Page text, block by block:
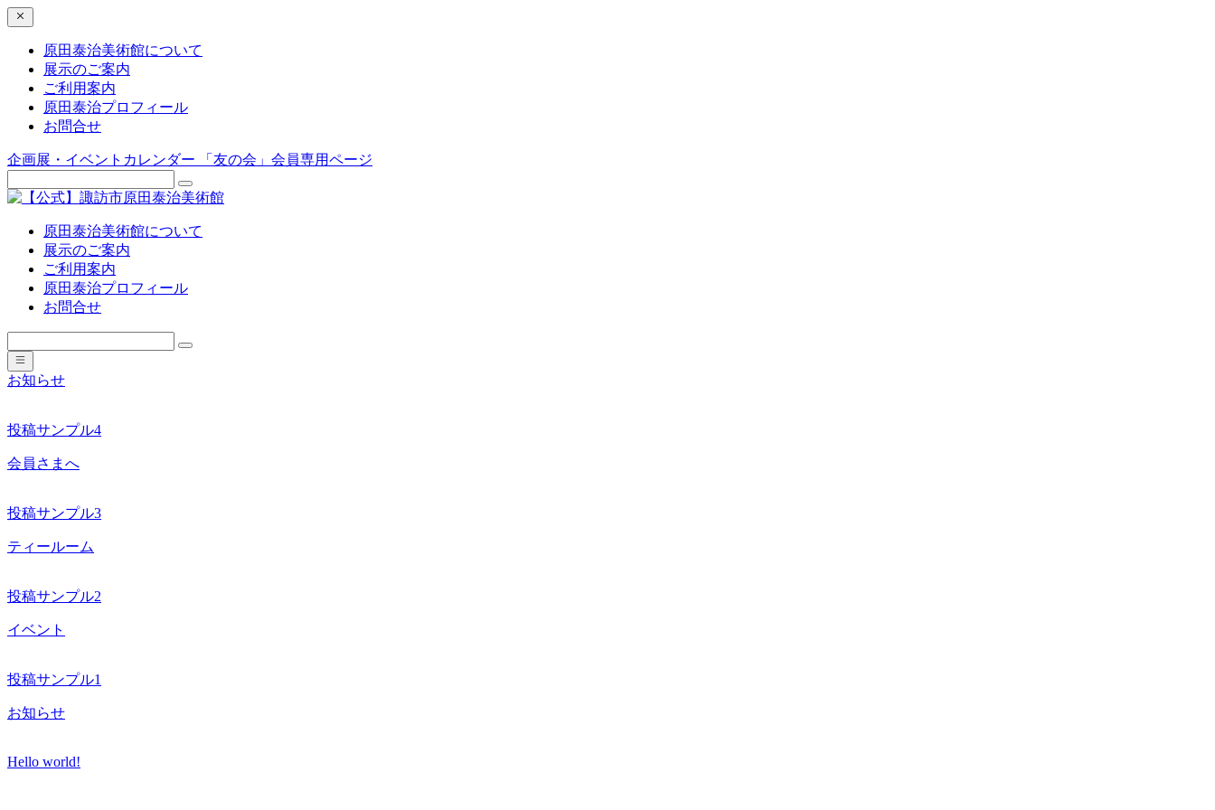
原田泰治美術館について
展示のご案内
ご利用案内
原田泰治プロフィール
お問合せ
企画展・イベントカレンダー 「友の会」会員専用ページ
原田泰治美術館について
展示のご案内
ご利用案内
原田泰治プロフィール
お問合せ
お知らせ
投稿サンプル4
会員さまへ
投稿サンプル3
ティールーム
投稿サンプル2
イベント
投稿サンプル1
お知らせ
Hello world!